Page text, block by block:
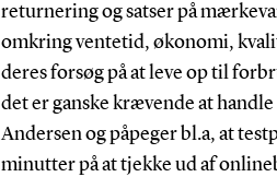
returnering og satser på
omkring ventetid, økonomi,
deres forsøg på at leve op til
det er ganske krævende at
Andersen og påpeger bl.a, at
minutter på at tjekke ud af